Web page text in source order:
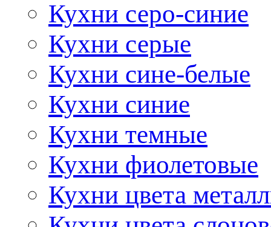
Кухни серо-синие
Кухни серые
Кухни сине-белые
Кухни синие
Кухни темные
Кухни фиолетовые
Кухни цвета